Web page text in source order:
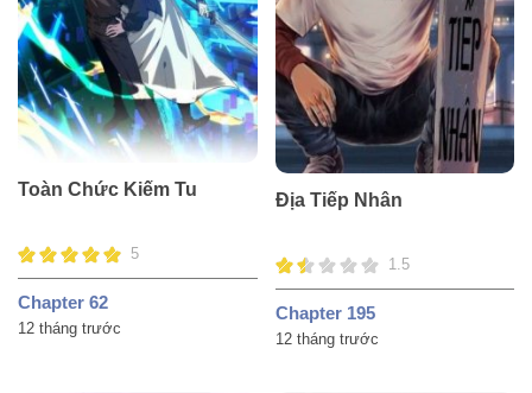
Toàn Chức Kiếm Tu
5
Chapter 62
12 tháng trước
Địa Tiếp Nhân
1.5
Chapter 195
12 tháng trước